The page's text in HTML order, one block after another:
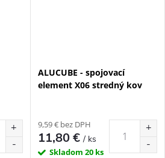
ALUCUBE - spojovací
element X06 stredný kov
9,59 € bez DPH
11,80 €/ ks
Skladom 20 ks